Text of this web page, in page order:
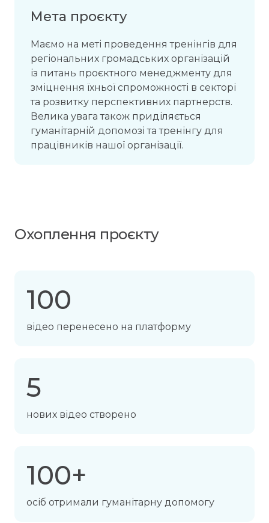
Мета проєкту
Маємо на меті проведення тренінгів для
регіональних громадських організацій
із питань проєктного менеджменту для
зміцнення їхньої спроможності в секторі
та розвитку перспективних партнерств.
Велика увага також приділяється
гуманітарній допомозі та тренінгу для
працівників нашої організації.
Охоплення проєкту
100
відео перенесено на платформу
5
нових відео створено
100+
осіб отримали гуманітарну допомогу